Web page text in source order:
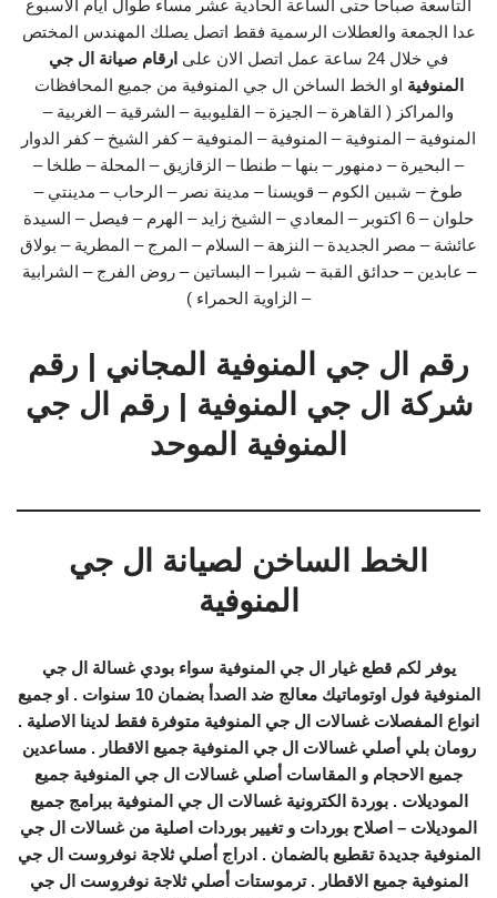
التاسعة صباحا حتى الساعة الحادية عشر مساء طوال ايام الاسبوع
عدا الجمعة والعطلات الرسمية فقط اتصل يصلك المهندس المختص
في خلال 24 ساعة عمل اتصل الان على
ارقام صيانة ال جي
المنوفية او الخط الساخن ال جي المنوفية من جميع المحافظات
والمراكز ( القاهرة – الجيزة – القليوبية – الشرقية – الغربية –
المنوفية – المنوفية – المنوفية – المنوفية – كفر الشيخ – كفر الدوار
– البحيرة – دمنهور – بنها – طنطا – الزقازيق – المحلة – طلخا –
طوخ – شبين الكوم – قويسنا – مدينة نصر – الرحاب – مدينتي –
حلوان – 6 اكتوبر – المعادي – الشيخ زايد – الهرم – فيصل – السيدة
عائشة – مصر الجديدة – النزهة – السلام – المرج – المطرية – بولاق
– عابدين – حدائق القبة – شبرا – البساتين – روض الفرج – الشرابية
– الزاوية الحمراء )
رقم ال جي المنوفية المجاني | رقم
شركة ال جي المنوفية | رقم ال جي
المنوفية الموحد
الخط الساخن لصيانة ال جي
المنوفية
يوفر لكم قطع غيار ال جي المنوفية سواء بودي غسالة ال جي
المنوفية فول اوتوماتيك معالج ضد الصدأ بضمان 10 سنوات . او جميع
انواع المفصلات غسالات ال جي المنوفية متوفرة فقط لدينا الاصلية .
رومان بلي أصلي غسالات ال جي المنوفية جميع الاقطار . مساعدين
جميع الاحجام و المقاسات أصلي غسالات ال جي المنوفية جميع
الموديلات . بوردة الكترونية غسالات ال جي المنوفية ببرامج جميع
الموديلات – اصلاح بوردات و تغيير بوردات اصلية من غسالات ال جي
المنوفية جديدة تقطيع بالضمان . ادراج أصلي ثلاجة نوفروست ال جي
المنوفية جميع الاقطار . ترموستات أصلي ثلاجة نوفروست ال جي